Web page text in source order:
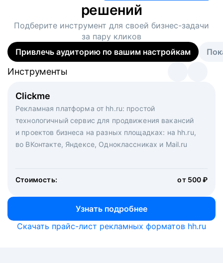
решений
Подберите инструмент для своей бизнес-задачи
за пару кликов
Привлечь аудиторию по вашим настройкам
Clickme
Рекламная платформа от hh.ru: простой
технологичный сервис для продвижения вакансий
и проектов бизнеса на разных площадках: на hh.ru,
во ВКонтакте, Яндексе, Одноклассниках и Mail.ru
Стоимость: от 500 ₽
Узнать подробнее
Инструменты
Вакансия дня
Рекламный формат для вакансий на главной странице
hh.ru. Увеличивает количество откликов
Инструменты
Массовый подбор под ключ. Решите, сколько
кандидатов и когда вам нужно, и за дело возьмутся
маркетологи, рекрутеры и проектные менеджеры
hh.ru с целым набором digital-инструментов
Инструменты
Скачать прайс-лист рекламных форматов hh.ru